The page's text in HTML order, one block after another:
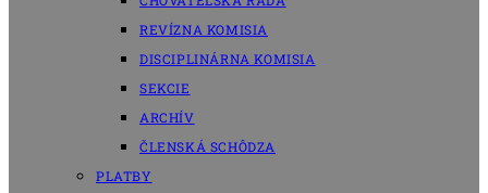
REVÍZNA KOMISIA
DISCIPLINÁRNA KOMISIA
SEKCIE
ARCHÍV
ČLENSKÁ SCHÔDZA
PLATBY